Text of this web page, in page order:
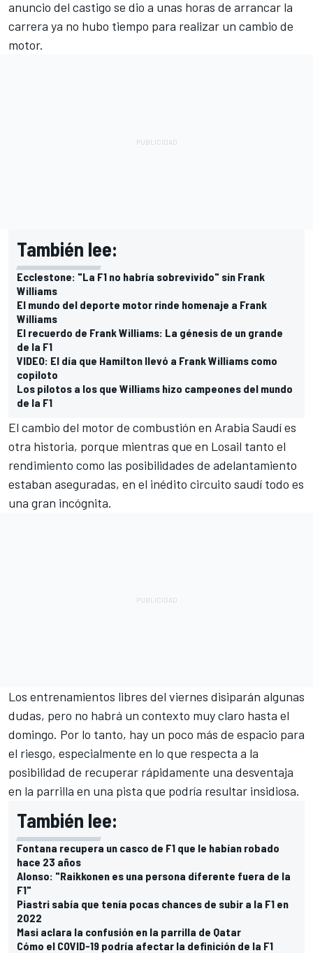
anuncio del castigo se dio a unas horas de arrancar la
carrera ya no hubo tiempo para realizar un cambio de
motor.
También lee:
Ecclestone: "La F1 no habría sobrevivido" sin Frank
Williams
El mundo del deporte motor rinde homenaje a Frank
Williams
El recuerdo de Frank Williams: La génesis de un grande
de la F1
VIDEO: El día que Hamilton llevó a Frank Williams como
copiloto
Los pilotos a los que Williams hizo campeones del mundo
de la F1
El cambio del motor de combustión en Arabia Saudí es
otra historia, porque mientras que en Losail tanto el
rendimiento como las posibilidades de adelantamiento
estaban aseguradas, en el inédito circuito saudí todo es
una gran incógnita.
Los entrenamientos libres del viernes disiparán algunas
dudas, pero no habrá un contexto muy claro hasta el
domingo. Por lo tanto, hay un poco más de espacio para
el riesgo, especialmente en lo que respecta a la
posibilidad de recuperar rápidamente una desventaja
en la parrilla en una pista que podría resultar insidiosa.
También lee:
Fontana recupera un casco de F1 que le habían robado
hace 23 años
Alonso: "Raikkonen es una persona diferente fuera de la
F1"
Piastri sabía que tenía pocas chances de subir a la F1 en
2022
Masi aclara la confusión en la parrilla de Qatar
Cómo el COVID-19 podría afectar la definición de la F1